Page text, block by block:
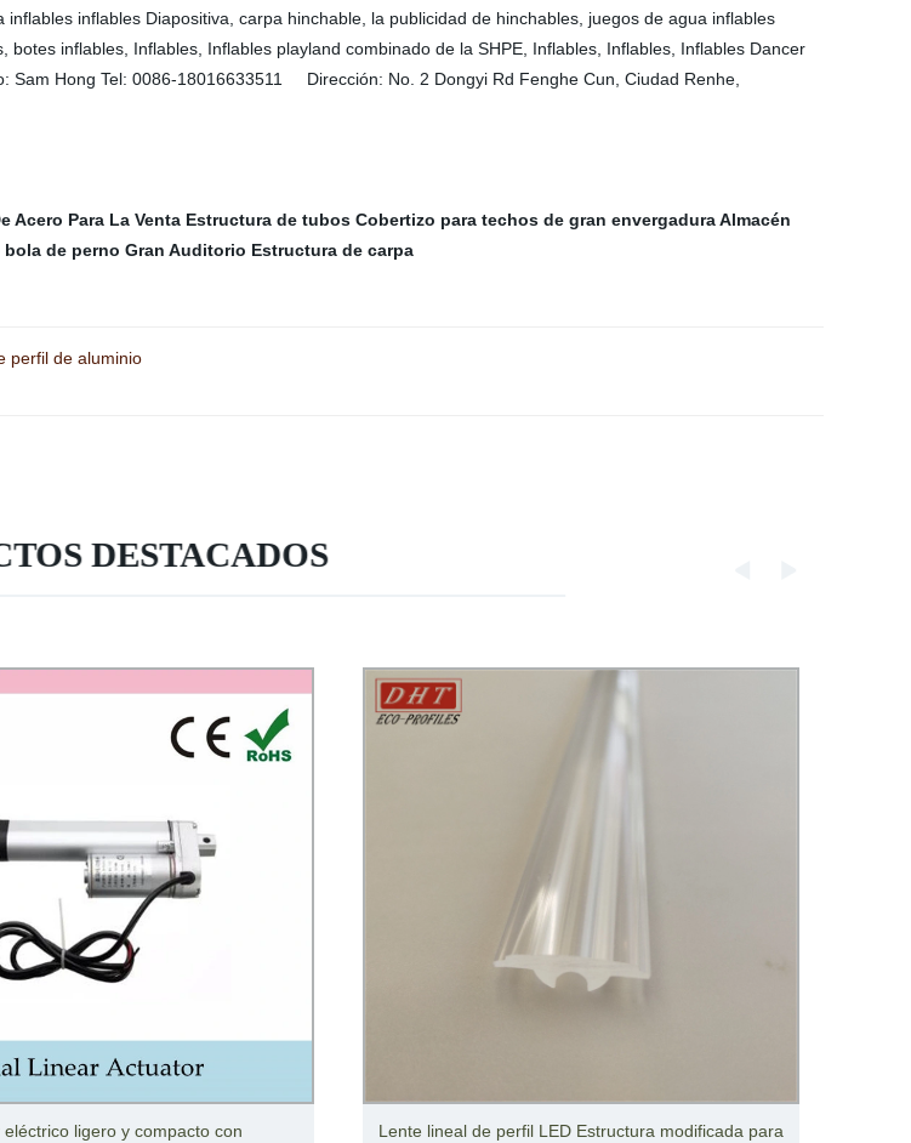
inflables Diapositiva, carpa hinchable, la publicidad de hinchables, juegos de agua inflables
inflables, Inflables, Inflables playland combinado de la SHPE, Inflables, Inflables, Inflables Dancer
Hong Tel: 0086-18016633511 Dirección: No. 2 Dongyi Rd Fenghe Cun, Ciudad Renhe,
Acero Para La Venta Estructura de tubos Cobertizo para techos de gran envergaduraAlmacén
de perno Gran Auditorio Estructura de carpa
perfil de aluminio
DESTACADOS
ligero y compacto con Lente lineal de perfil LED Estructura modificada para